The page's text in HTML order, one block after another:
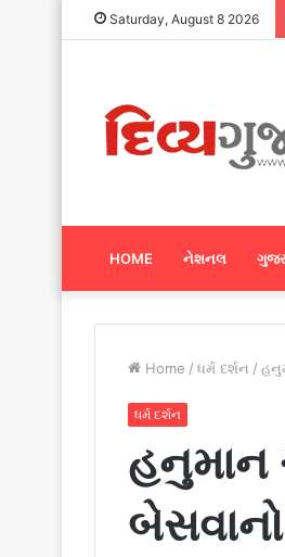
Saturday, August 8 2026
HOME નેશનલ
Home / ધર્મ દર્શન /
ધર્મ દર્શન
હનુમાન